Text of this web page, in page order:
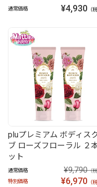
通常価格 ¥4,930 （
pluプレミアム ボディス
ブ ローズフローラル ２
ット
通常価格 ¥9,790（
特別価格
¥6,970 （